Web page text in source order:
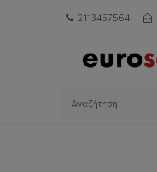
211 3457564